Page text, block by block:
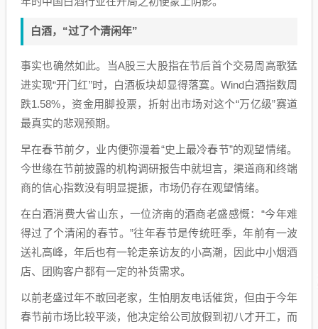
白酒，“过了个清闲年”
事实也确然如此。当A股三大股指在节后首个交易周高歌猛
进实现“开门红”时，白酒板块却显得落寞。Wind白酒指数周
跌1.58%，资金用脚投票，折射出市场对这个“万亿级”赛道
最真实的悲观预期。
早在春节前夕，业内便弥漫着“史上最冷春节”的观望情绪。
今世缘在节前披露的机构调研报告中就坦言，渠道商和终端
商的信心指数没有明显提振，市场仍存在观望情绪。
在白酒消费大省山东，一位济南的酒商老盛感慨：“今年难
得过了个清闲的春节。”往年春节是传统旺季，年前有一波
送礼高峰，年后也有一轮走亲访友的小高潮，因此中小烟酒
店、团购客户都有一定的补货需求。
以前老盛过年不敢回老家，生怕朋友电话催货，但由于今年
春节前市场比较平淡，他决定给公司放假到初八才开工，而